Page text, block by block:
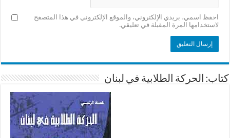
احفظ اسمي، بريدي الإلكتروني، والموقع الإلكتروني في هذا المتصفح
لاستخدامها المرة المقبلة في تعليقي.
كتاب: الحركة الطلابية في لبنان